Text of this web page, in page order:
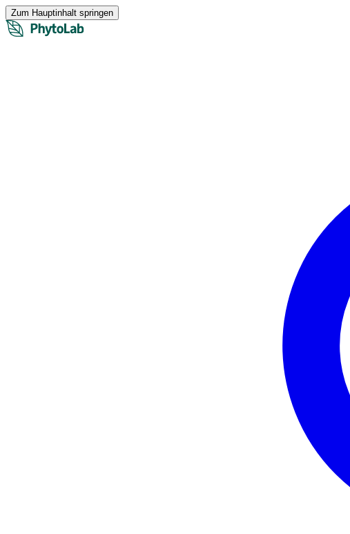
Zum Hauptinhalt springen